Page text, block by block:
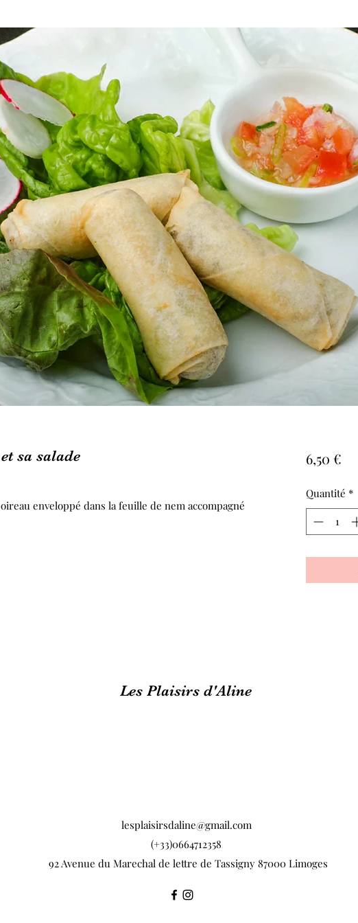
sa salade
enveloppé dans la feuille de nem accompagné
6,50 €Prix
Quantité *
Les Plaisirs d'Aline
lesplaisirsdaline@gmail.com
(+33)0664712358
92 Avenue du Marechal de lettre de Tassigny 87000 Limoges